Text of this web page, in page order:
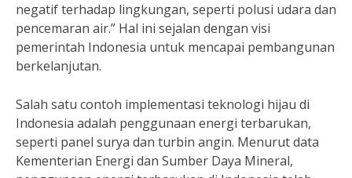
negatif terhadap lingkungan, seperti polusi udara dan
pencemaran air.” Hal ini sejalan dengan visi
pemerintah Indonesia untuk mencapai pembangunan
berkelanjutan.
Salah satu contoh implementasi teknologi hijau di
Indonesia adalah penggunaan energi terbarukan,
seperti panel surya dan turbin angin. Menurut data
Kementerian Energi dan Sumber Daya Mineral,